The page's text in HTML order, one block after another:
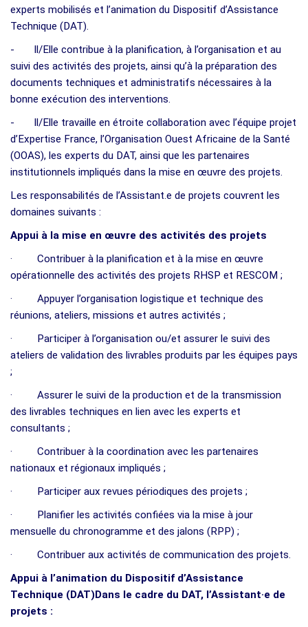
experts mobilisés et l’animation du Dispositif d’Assistance
Technique (DAT).
- Il/Elle contribue à la planification, à l’organisation et au
suivi des activités des projets, ainsi qu’à la préparation des
documents techniques et administratifs nécessaires à la
bonne exécution des interventions.
- Il/Elle travaille en étroite collaboration avec l’équipe projet
d’Expertise France, l’Organisation Ouest Africaine de la Santé
(OOAS), les experts du DAT, ainsi que les partenaires
institutionnels impliqués dans la mise en œuvre des projets.
Les responsabilités de l’Assistant.e de projets couvrent les
domaines suivants :
Appui à la mise en œuvre des activités des projets
· Contribuer à la planification et à la mise en œuvre
opérationnelle des activités des projets RHSP et RESCOM ;
· Appuyer l’organisation logistique et technique des
réunions, ateliers, missions et autres activités ;
· Participer à l’organisation ou/et assurer le suivi des
ateliers de validation des livrables produits par les équipes pays
;
· Assurer le suivi de la production et de la transmission
des livrables techniques en lien avec les experts et
consultants ;
· Contribuer à la coordination avec les partenaires
nationaux et régionaux impliqués ;
· Participer aux revues périodiques des projets ;
· Planifier les activités confiées via la mise à jour
mensuelle du chronogramme et des jalons (RPP) ;
· Contribuer aux activités de communication des projets.
Appui à l’animation du Dispositif d’Assistance
Technique (DAT)Dans le cadre du DAT, l’Assistant·e de
projets :